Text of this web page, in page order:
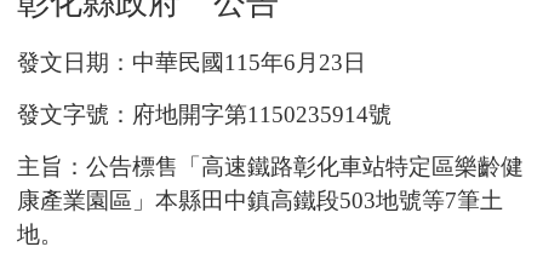
數：
發文日期： 中華民國115年6月23日
發文字號：府地開字第1150235914號
主旨：公告標售「高速鐵路彰化車站特定區樂齡健
康產業園區」本縣田中鎮高鐵段503地號等7筆土
地。